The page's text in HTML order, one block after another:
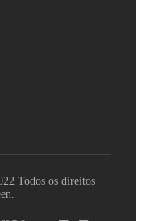
Todos os direitos